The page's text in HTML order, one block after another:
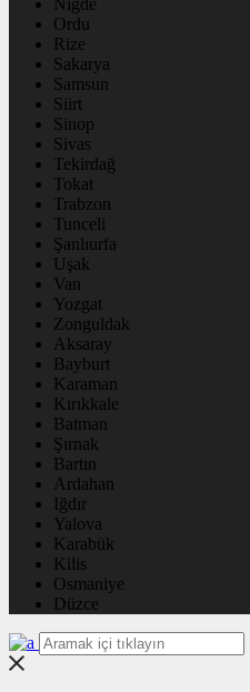
Niğde
Ordu
Rize
Sakarya
Samsun
Siirt
Sinop
Sivas
Tekirdağ
Tokat
Trabzon
Tunceli
Şanlıurfa
Uşak
Van
Yozgat
Zonguldak
Aksaray
Bayburt
Karaman
Kırıkkale
Batman
Şırnak
Bartın
Ardahan
Iğdır
Yalova
Karabük
Kilis
Osmaniye
Düzce